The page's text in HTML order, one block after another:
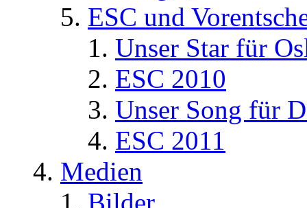
ESC und
Unser Star für
ESC 2010
Unser Song für
ESC 2011
Medien
Bilder